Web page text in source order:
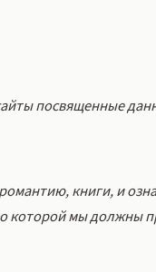
посвященные
книги, и
которой мы должны